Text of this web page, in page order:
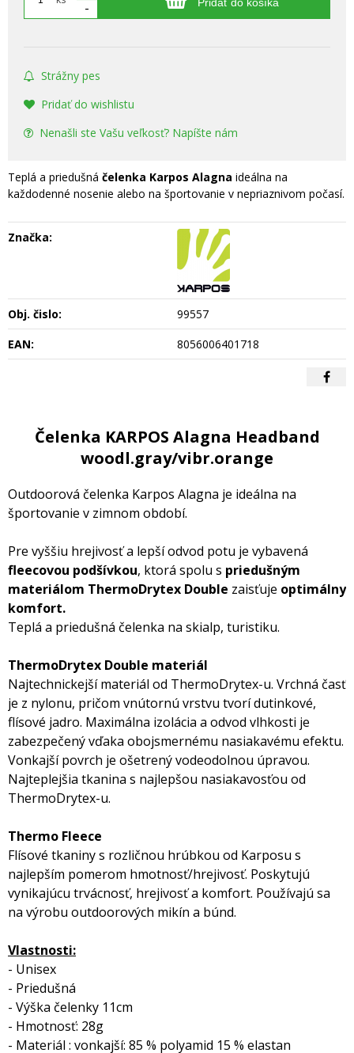
-
Strážny pes
Pridať do wishlistu
Nenašli ste Vašu veľkosť? Napíšte nám
Teplá a priedušná čelenka Karpos Alagna ideálna na
každodenné nosenie alebo na športovanie v nepriaznivom počasí.
Značka:
Obj. čislo:
99557
EAN:
8056006401718
Čelenka KARPOS Alagna Headband
woodl.gray/vibr.orange
Outdoorová čelenka Karpos Alagna je ideálna na
športovanie v zimnom období.
Pre vyššiu hrejivosť a lepší odvod potu je vybavená
fleecovou podšívkou, ktorá spolu s priedušným
materiálom ThermoDrytex Double zaisťuje optimálny
komfort.
Teplá a priedušná čelenka na skialp, turistiku.
ThermoDrytex Double materiál
Najtechnickejší materiál od ThermoDrytex-u. Vrchná časť
je z nylonu, pričom vnútornú vrstvu tvorí dutinkové,
flísové jadro. Maximálna izolácia a odvod vlhkosti je
zabezpečený vďaka obojsmernému nasiakavému efektu.
Vonkajší povrch je ošetrený vodeodolnou úpravou.
Najteplejšia tkanina s najlepšou nasiakavosťou od
ThermoDrytex-u.
Thermo Fleece
Flísové tkaniny s rozličnou hrúbkou od Karposu s
najlepším pomerom hmotnosť/hrejivosť. Poskytujú
vynikajúcu trvácnosť, hrejivosť a komfort. Používajú sa
na výrobu outdoorových mikín a búnd.
Vlastnosti:
- Unisex
- Priedušná
- Výška čelenky 11cm
- Hmotnosť: 28g
- Materiál : vonkajší: 85 % polyamid 15 % elastan